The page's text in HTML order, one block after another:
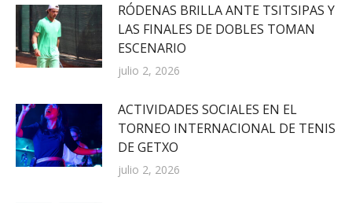
RÓDENAS BRILLA ANTE TSITSIPAS Y
LAS FINALES DE DOBLES TOMAN
ESCENARIO
julio 2, 2026
ACTIVIDADES SOCIALES EN EL
TORNEO INTERNACIONAL DE TENIS
DE GETXO
julio 2, 2026